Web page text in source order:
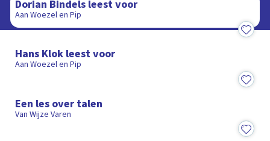
Dorian Bindels leest voor
Aan Woezel en Pip
Hans Klok leest voor
Aan Woezel en Pip
7:16
Een les over talen
Van Wijze Varen